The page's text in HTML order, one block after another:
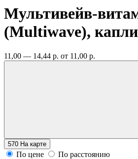
Мультивейв-
(Multiwave),
11,00 — 14,44 р. от 11,00 р.
570 На карте
По цене
По расстоянию